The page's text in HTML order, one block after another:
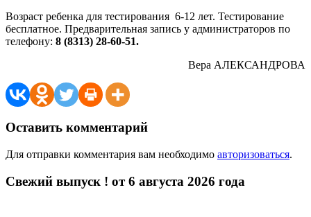
Возраст ребенка для тестирования 6-12 лет. Тестирование
бесплатное. Предварительная запись у администраторов по
телефону: 8 (8313) 28-60-51.
Вера АЛЕКСАНДРОВА
Оставить комментарий
Для отправки комментария вам необходимо авторизоваться.
Свежий выпуск ! от 6 августа 2026 года